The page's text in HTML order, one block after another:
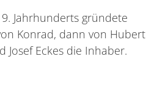
Jahrhunderts gründete
Konrad, dann von Hubert
Josef Eckes die Inhaber.